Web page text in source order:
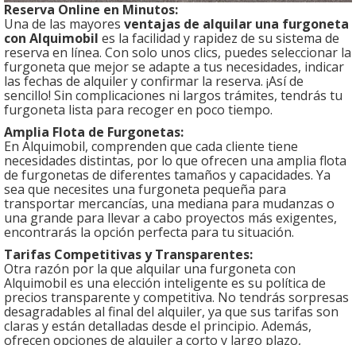
Reserva Online en Minutos:
Una de las mayores ventajas de alquilar una furgoneta
con Alquimobil es la facilidad y rapidez de su sistema de
reserva en línea. Con solo unos clics, puedes seleccionar la
furgoneta que mejor se adapte a tus necesidades, indicar
las fechas de alquiler y confirmar la reserva. ¡Así de
sencillo! Sin complicaciones ni largos trámites, tendrás tu
furgoneta lista para recoger en poco tiempo.
Amplia Flota de Furgonetas:
En Alquimobil, comprenden que cada cliente tiene
necesidades distintas, por lo que ofrecen una amplia flota
de furgonetas de diferentes tamaños y capacidades. Ya
sea que necesites una furgoneta pequeña para
transportar mercancías, una mediana para mudanzas o
una grande para llevar a cabo proyectos más exigentes,
encontrarás la opción perfecta para tu situación.
Tarifas Competitivas y Transparentes:
Otra razón por la que alquilar una furgoneta con
Alquimobil es una elección inteligente es su política de
precios transparente y competitiva. No tendrás sorpresas
desagradables al final del alquiler, ya que sus tarifas son
claras y están detalladas desde el principio. Además,
ofrecen opciones de alquiler a corto y largo plazo,